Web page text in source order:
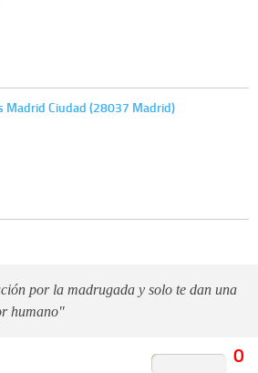
Madrid Ciudad (28037 Madrid)
por la madrugada y solo te dan una
humano"
0